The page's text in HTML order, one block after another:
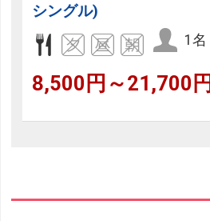
シングル)
1名
8,500円～21,700円